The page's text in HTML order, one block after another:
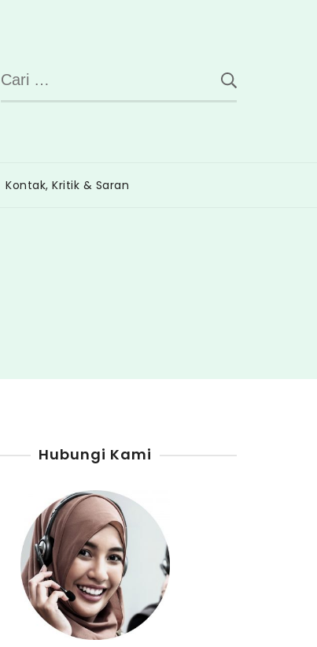
Cari
untuk:
Kontak, Kritik & Saran
Hubungi Kami